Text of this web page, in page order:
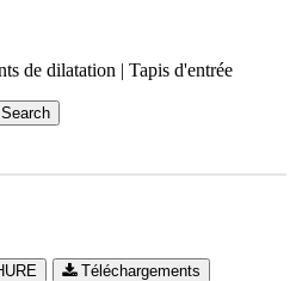
de dilatation | Tapis d'entrée
Téléchargements